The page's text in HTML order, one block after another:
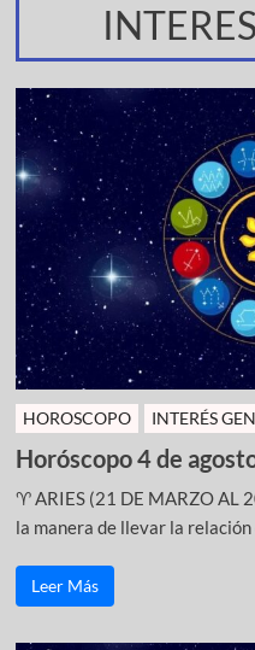
HOROSCOPO INTERÉS
Horóscopo 4 de
♈ ARIES (21 DE MARZO AL
la manera de llevar la relación
Leer Más